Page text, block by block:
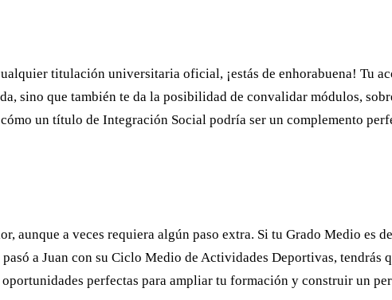
titulación universitaria oficial, ¡estás de enhorabuena! Tu
sino que también te da la posibilidad de convalidar módulos,
un título de Integración Social podría ser un complemento
aunque a veces requiera algún paso extra. Si tu Grado Medio es
a Juan con su Ciclo Medio de Actividades Deportivas, tendrás
perfectas para ampliar tu formación y construir un